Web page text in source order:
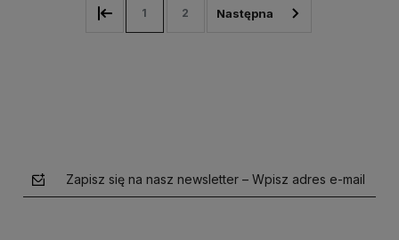
1 2
Zapisz się na nasz newsletter – Wpisz adres e-mail